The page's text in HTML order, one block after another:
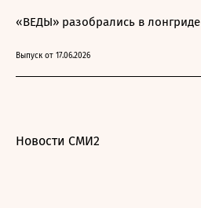
«ВЕДЫ» разобрались в лонгриде
Выпуск от 17.06.2026
Новости СМИ2